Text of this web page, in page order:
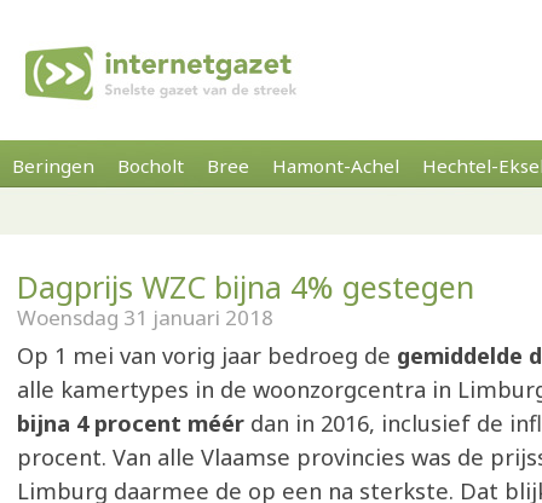
Beringen Bocholt Bree Hamont-Achel Hechtel-
Dagprijs WZC bijna 4% gestegen
Woensdag 31 januari 2018
Op 1 mei van vorig jaar bedroeg de gemiddelde
alle kamertypes in de woonzorgcentra in
bijna 4 procent méér dan in 2016, inclusief de
procent. Van alle Vlaamse provincies was de
Limburg daarmee de op een na sterkste. Dat